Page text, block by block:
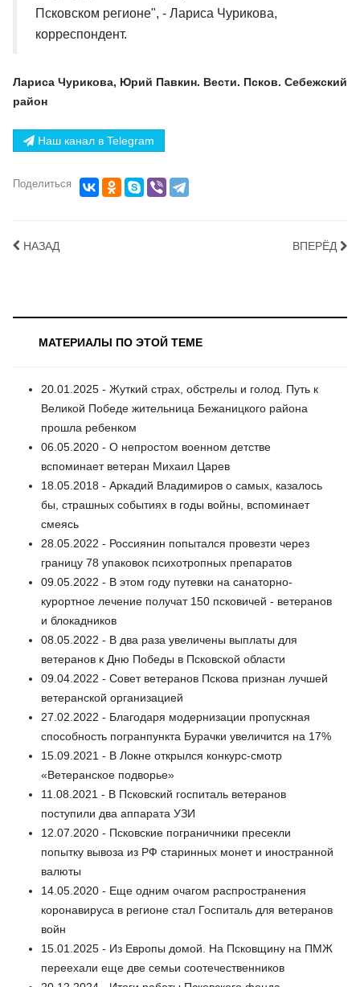
Псковском регионе", - Лариса Чурикова,
корреспондент.
Лариса Чурикова, Юрий Павкин. Вести. Псков. Себежский
район
Наш канал в Telegram
Поделиться
НАЗАД ВПЕРЁД
МАТЕРИАЛЫ ПО ЭТОЙ ТЕМЕ
20.01.2025 - Жуткий страх, обстрелы и голод. Путь к
Великой Победе жительница Бежаницкого района
прошла ребенком
06.05.2020 - О непростом военном детстве
вспоминает ветеран Михаил Царев
18.05.2018 - Аркадий Владимиров о самых, казалось
бы, страшных событиях в годы войны, вспоминает
смеясь
28.05.2022 - Россиянин попытался провезти через
границу 78 упаковок психотропных препаратов
09.05.2022 - В этом году путевки на санаторно-
курортное лечение получат 150 псковичей - ветеранов
и блокадников
08.05.2022 - В два раза увеличены выплаты для
ветеранов к Дню Победы в Псковской области
09.04.2022 - Совет ветеранов Пскова признан лучшей
ветеранской организацией
27.02.2022 - Благодаря модернизации пропускная
способность погранпункта Бурачки увеличится на 17%
15.09.2021 - В Локне открылся конкурс-смотр
«Ветеранское подворье»
11.08.2021 - В Псковский госпиталь ветеранов
поступили два аппарата УЗИ
12.07.2020 - Псковские пограничники пресекли
попытку вывоза из РФ старинных монет и иностранной
валюты
14.05.2020 - Еще одним очагом распространения
коронавируса в регионе стал Госпиталь для ветеранов
войн
15.01.2025 - Из Европы домой. На Псковщину на ПМЖ
переехали еще две семьи соотечественников